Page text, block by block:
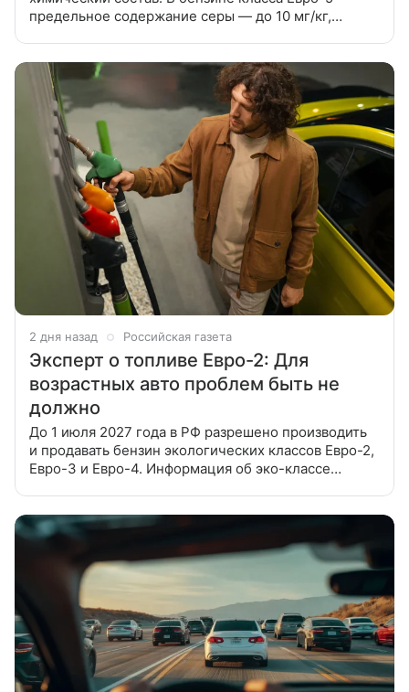
предельное содержание серы — до 10 мг/кг,
2 дня назад Российская газета
Эксперт о топливе Евро-2: Для
возрастных авто проблем быть не
должно
До 1 июля 2027 года в РФ разрешено производить
и продавать бензин экологических классов Евро-2,
Евро-3 и Евро-4. Информация об эко-классе